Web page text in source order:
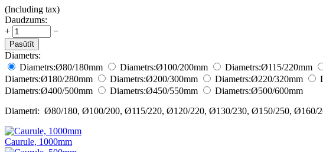
(Including tax)
Daudzums:
+
−
Pasūtīt
Diametrs:
Diametrs:Ø80/180mm Diametrs:Ø100/200mm Diametrs:Ø115/220mm
Diametrs:Ø180/280mm Diametrs:Ø200/300mm Diametrs:Ø220/320mm
Diametrs:Ø400/500mm Diametrs:Ø450/550mm Diametrs:Ø500/600mm
Diametri: Ø80/180, Ø100/200, Ø115/220, Ø120/220, Ø130/230, Ø150/250,
Caurule, 1000mm